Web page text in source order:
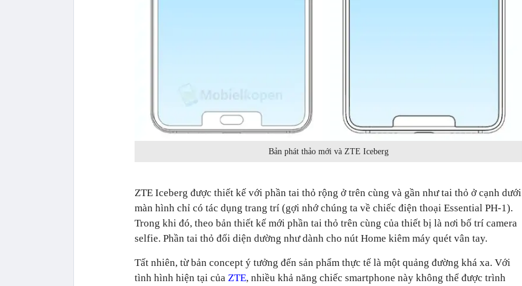
Bản phát thảo mới và ZTE Iceberg
ZTE Iceberg được thiết kế với phần tai thỏ rộng ở trên cùng và gần như tai thỏ ở cạnh dưới
màn hình chỉ có tác dụng trang trí (gợi nhớ chúng ta về chiếc điện thoại Essential PH-1).
Trong khi đó, theo bản thiết kế mới phần tai thỏ trên cùng của thiết bị là nơi bố trí camera
selfie. Phần tai thỏ đối diện dường như dành cho nút Home kiêm máy quét vân tay.
Tất nhiên, từ bản concept ý tưởng đến sản phẩm thực tế là một quảng đường khá xa. Với
tình hình hiện tại của ZTE, nhiều khả năng chiếc smartphone này không thể được trình